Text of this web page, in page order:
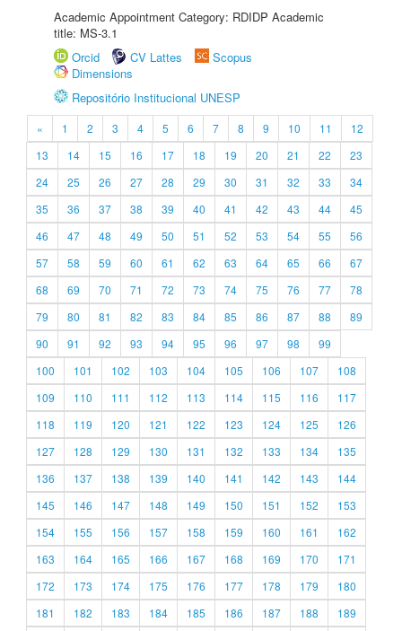
Academic Appointment Category: RDIDP Academic
title: MS-3.1
Orcid
CV Lattes
Scopus
Dimensions
Repositório Institucional UNESP
« 1 2 3 4 5 6 7 8 9 10 11
12
13
14 15 16 17 18 19 20 21 22
23
24
25 26 27 28 29 30 31 32 33
34
35
36 37 38 39 40 41 42 43 44
45
46
47 48 49 50 51 52 53 54 55
56
57
58 59 60 61 62 63 64 65 66
67
68
69 70 71 72 73 74 75 76 77
78
79
80 81 82 83 84 85 86 87 88
89
90
91 92 93 94 95 96 97 98
99
100
101 102 103 104 105 106 107
108
109
110 111 112 113 114 115 116
117
118
119 120 121 122 123 124 125
126
127
128 129 130 131 132 133 134
135
136
137 138 139 140 141 142 143
144
145
146 147 148 149 150 151 152
153
154
155 156 157 158 159 160 161
162
163
164 165 166 167 168 169 170
171
172
173 174 175 176 177 178 179
180
181
182 183 184 185 186 187 188
189